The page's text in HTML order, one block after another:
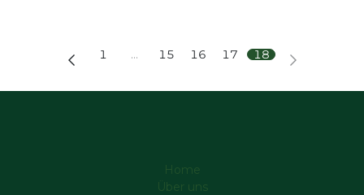
1 … 15 16 17 18
Home
Über uns